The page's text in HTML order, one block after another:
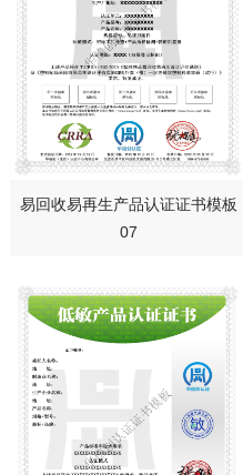
易回收易再生产品认证证书模板
07